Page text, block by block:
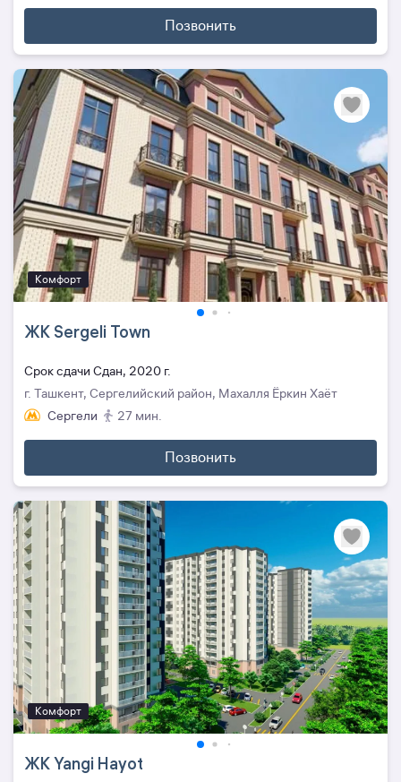
Позвонить
Комфорт
ЖК Sergeli Town
Cрок сдачи Сдан, 2020 г.
г. Ташкент, Сергелийский район, Махалля Ёркин Хаёт
Сергели
27 мин.
Позвонить
Комфорт
ЖК Yangi Hayot